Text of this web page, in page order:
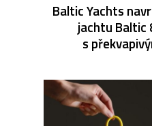
Baltic Yachts
jachtu Baltic
s